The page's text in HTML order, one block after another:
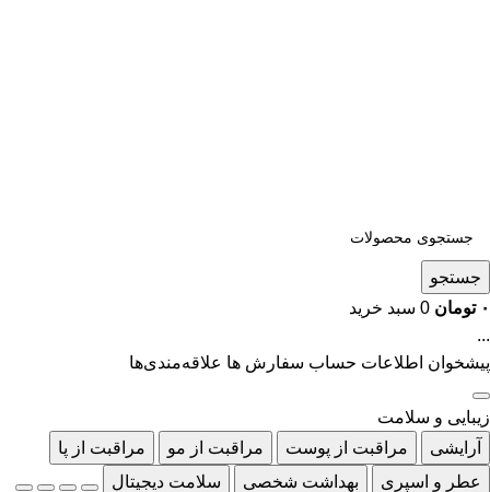
جستجو
۰ تومان 0 سبد خرید
...
پیشخوان اطلاعات حساب سفارش ها علاقه‌مندی‌ها
زیبایی و سلامت
آرایشی
مراقبت از پوست مراقبت از مو
مراقبت از پا
عطر و اسپری
بهداشت شخصی
سلامت دیجیتال